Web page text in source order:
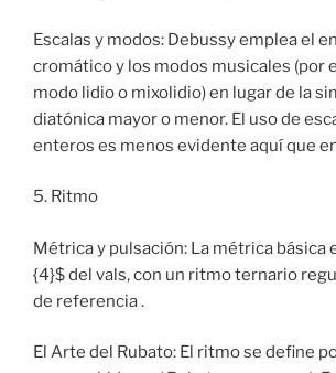
Escalas y modos: Debussy emplea el
cromático y los modos musicales (por
modo lidio o mixolidio) en lugar de la
diatónica mayor o menor. El uso de
enteros es menos evidente aquí que
5. Ritmo
Métrica y pulsación: La métrica básica
{4}$ del vals, con un ritmo ternario
de referencia .
El Arte del Rubato: El ritmo se define